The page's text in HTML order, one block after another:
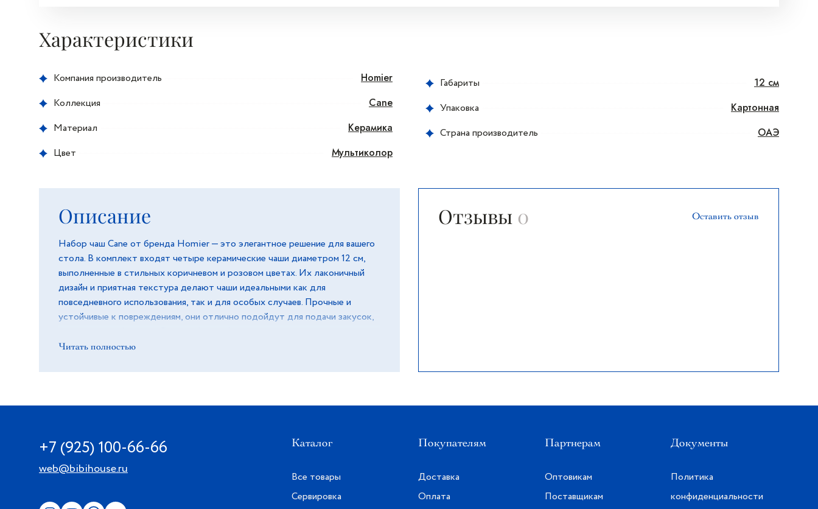
Характеристики
Компания производитель
Homier
Коллекция
Cane
Материал
Керамика
Цвет
Мультиколор
Габариты
12 см
Упаковка
Картонная
Страна производитель
ОАЭ
Описание
Набор чаш Cane от бренда Homier — это элегантное решение для вашего
стола. В комплект входят четыре керамические чаши диаметром 12 см,
выполненные в стильных коричневом и розовом цветах. Их лаконичный
дизайн и приятная текстура делают чаши идеальными как для
повседневного использования, так и для особых случаев. Прочные и
устойчивые к повреждениям, они отлично подойдут для подачи закусок,
или столовую.
Читать полностью
Отзывы 0 Оставить отзыв
+7 (925) 100-66-66
web@bibihouse.ru
Каталог
Все товары
Сервировка
Покупателям
Доставка
Оплата
Партнерам
Оптовикам
Поставщикам
Документы
Политика
конфиденциальности